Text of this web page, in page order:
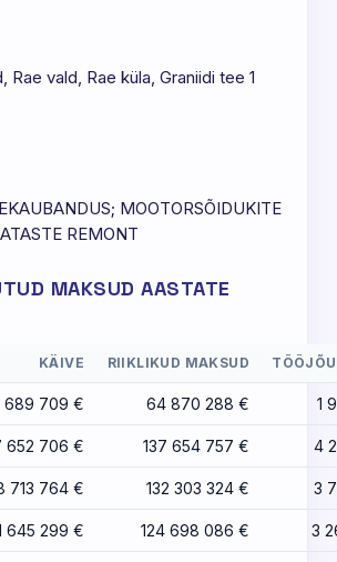
Rae vald, Rae küla, Graniidi tee 1
MOOTORSÕIDUKITE
REMONT
MAKSUD AASTATE
KÄIVE RIIKLIKUD MAKSUD
689 709 € 64 870 288 € 1
652 706 € 137 654 757 € 4
713 764 € 132 303 324 € 3
645 299 € 124 698 086 € 3